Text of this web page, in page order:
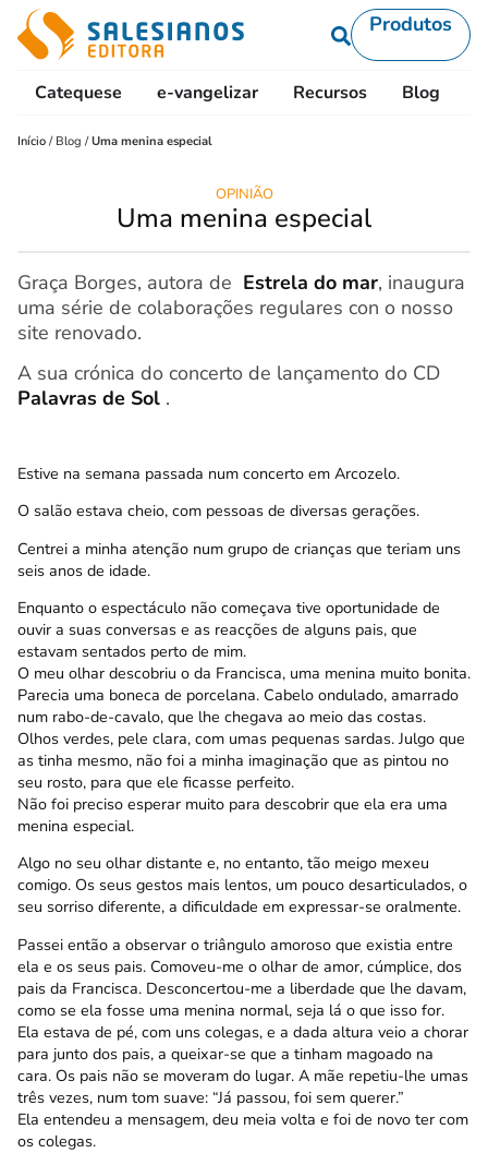
Produtos
Catequese e-vangelizar Recursos Blog
Início / Blog /Uma menina especial
OPINIÃO
Uma menina especial
Graça Borges, autora de Estrela do mar, inaugura
uma série de colaborações regulares con o nosso
site renovado.
A sua crónica do concerto de lançamento do CD
Palavras de Sol .
Estive na semana passada num concerto em Arcozelo.
O salão estava cheio, com pessoas de diversas gerações.
Centrei a minha atenção num grupo de crianças que teriam uns
seis anos de idade.
Enquanto o espectáculo não começava tive oportunidade de
ouvir a suas conversas e as reacções de alguns pais, que
estavam sentados perto de mim.
O meu olhar descobriu o da Francisca, uma menina muito bonita.
Parecia uma boneca de porcelana. Cabelo ondulado, amarrado
num rabo-de-cavalo, que lhe chegava ao meio das costas.
Olhos verdes, pele clara, com umas pequenas sardas. Julgo que
as tinha mesmo, não foi a minha imaginação que as pintou no
seu rosto, para que ele ficasse perfeito.
Não foi preciso esperar muito para descobrir que ela era uma
menina especial.
Algo no seu olhar distante e, no entanto, tão meigo mexeu
comigo. Os seus gestos mais lentos, um pouco desarticulados, o
seu sorriso diferente, a dificuldade em expressar-se oralmente.
Passei então a observar o triângulo amoroso que existia entre
ela e os seus pais. Comoveu-me o olhar de amor, cúmplice, dos
pais da Francisca. Desconcertou-me a liberdade que lhe davam,
como se ela fosse uma menina normal, seja lá o que isso for.
Ela estava de pé, com uns colegas, e a dada altura veio a chorar
para junto dos pais, a queixar-se que a tinham magoado na
cara. Os pais não se moveram do lugar. A mãe repetiu-lhe umas
três vezes, num tom suave: “Já passou, foi sem querer.”
Ela entendeu a mensagem, deu meia volta e foi de novo ter com
os colegas.